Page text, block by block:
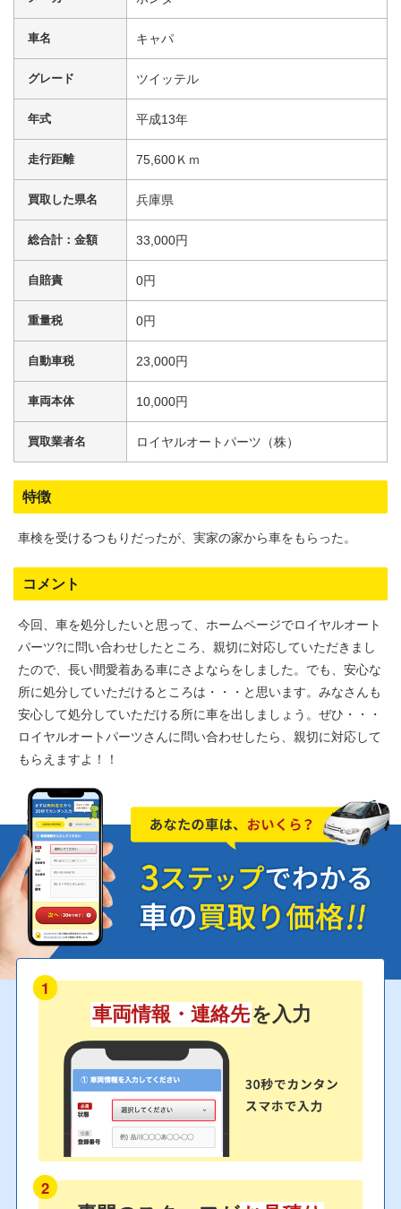
車名 キャパ
グレード ツイッテル
年式 平成13年
走行距離 75,600Ｋｍ
買取した県名 兵庫県
総合計：金額 33,000円
自賠責 0円
重量税 0円
自動車税 23,000円
車両本体 10,000円
買取業者名 ロイヤルオートパーツ（株）
特徴
車検を受けるつもりだったが、実家の家から車をもらった。
コメント
今回、車を処分したいと思って、ホームページでロイヤルオート
パーツ?に問い合わせしたところ、親切に対応していただきまし
たので、長い間愛着ある車にさよならをしました。でも、安心な
所に処分していただけるところは・・・と思います。みなさんも
安心して処分していただける所に車を出しましょう。ぜひ・・・
ロイヤルオートパーツさんに問い合わせしたら、親切に対応して
もらえますよ！！
1
車両情報・連絡先を入力
2